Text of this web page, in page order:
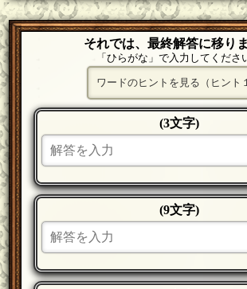
それでは、最終解答に移りま
「ひらがな」で入力してくださ
ワードのヒントを見る（ヒント
(3文字)
(9文字)